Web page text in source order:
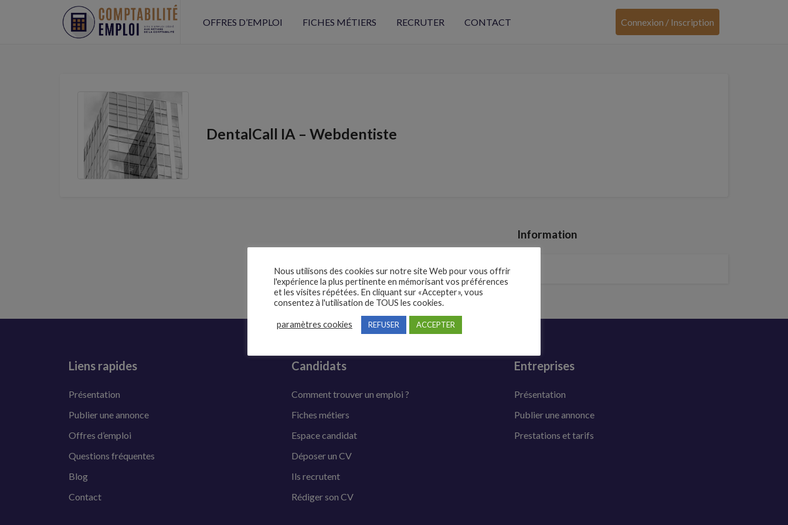
OFFRES D’EMPLOI FICHES MÉTIERS RECRUTER CONTACT Connexion / Inscription
DentalCall IA – Webdentiste
Information
Liens rapides
Présentation
Publier une annonce
Offres d’emploi
Questions fréquentes
Blog
Contact
Candidats
Comment trouver un emploi ?
Fiches métiers
Espace candidat
Déposer un CV
Ils recrutent
Rédiger son CV
Entreprises
Présentation
Publier une annonce
Prestations et tarifs
Nous utilisons des cookies sur notre site Web pour vous offrir
l'expérience la plus pertinente en mémorisant vos préférences
et les visites répétées. En cliquant sur «Accepter», vous
consentez à l'utilisation de TOUS les cookies.
paramètres cookies REFUSER ACCEPTER